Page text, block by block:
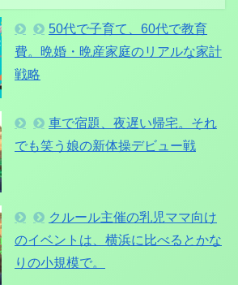
50代で子育て、60代で教育
費。晩婚・晩産家庭のリアルな家計
戦略
車で宿題、夜遅い帰宅。それ
でも笑う娘の新体操デビュー戦
クルール主催の乳児ママ向け
のイベントは、横浜に比べるとかな
りの小規模で。